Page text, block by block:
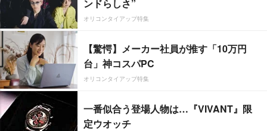
ンドらしさ”
オリコンタイアップ特集
【驚愕】メーカー社員が推す「10万円
台」神コスパPC
オリコンタイアップ特集
一番似合う登場人物は…『VIVANT』限
定ウオッチ